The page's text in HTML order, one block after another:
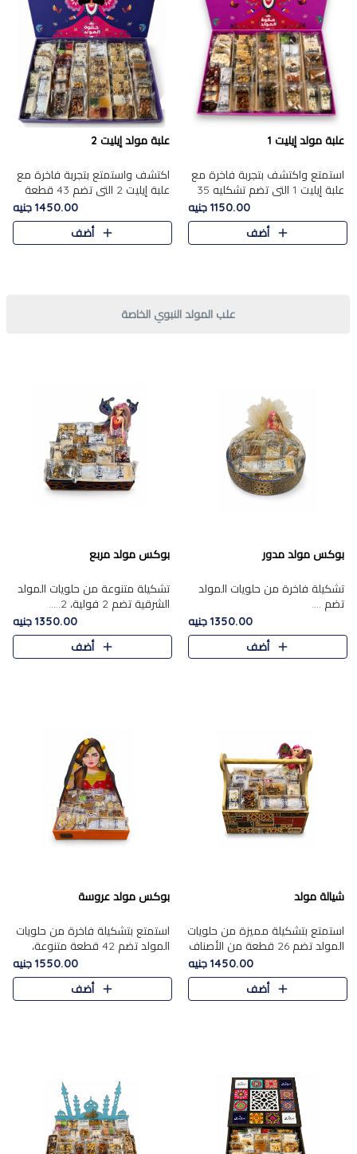
علبة مولد إيليت 1
استمتع واكتشف بتجربة فاخرة مع
علبة إيليت 1 التي تضم تشكليه 35
قطعة من أرقى حلويات المولد
المصري الأصيلة ,معروضة بشكل
جميل في علبة أنيقة ، في..
1150.00 جنيه
أضف
علبة مولد إيليت 2
اكتشف واستمتع بتجربة فاخرة مع
علبة إيليت 2 التي تضم 43 قطعة
تشكيلة من أرقى حلويات المولد
الشرقية المصرية الأصيلة ,معروضة
بشكل جميل في علبة أ..
1450.00 جنيه
أضف
علب المولد النبوي الخاصة
بوكس مولد مدور
تشكيلة فاخرة من حلويات المولد
تضم ....
1350.00 جنيه
أضف
بوكس مولد مربع
تشكيلة متنوعة من حلويات المولد
الشرقية تضم 2 فولية، 2.....
1350.00 جنيه
أضف
شيالة مولد
استمتع بتشكيلة مميزة من حلويات
المولد تضم 26 قطعة من الأصناف
الشرقية المتنوعة......1450.00 جنيه
أضف
بوكس مولد عروسة
استمتع بتشكيلة فاخرة من حلويات
المولد تضم 42 قطعة متنوعة،
1550.00 جنيه
أضف